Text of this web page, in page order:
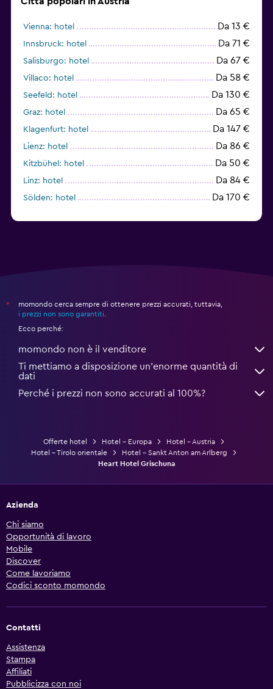
Vienna: hotel Da 13 €
Innsbruck: hotel Da 71 €
Salisburgo: hotel Da 67 €
Villaco: hotel Da 58 €
Seefeld: hotel Da 130 €
Graz: hotel Da 65 €
Klagenfurt: hotel Da 147 €
Lienz: hotel Da 86 €
Kitzbühel: hotel Da 50 €
Linz: hotel Da 84 €
Sölden: hotel Da 170 €
*
momondo cerca sempre di ottenere prezzi accurati, tuttavia,
i prezzi non sono garantiti
Ecco perché:
momondo non è il venditore
Ti mettiamo a disposizione un’enorme quantità di
dati
Perché i prezzi non sono accurati al 100%?
Offerte hotel Hotel - Europa
Hotel - Austria
Hotel - Tirolo orientale
Hotel - Sankt Anton am Arlberg
Heart Hotel Grischuna
Azienda
Chi siamo
Opportunità di lavoro
Mobile
Discover
Come lavoriamo
Codici sconto momondo
Contatti
Assistenza
Stampa
Affiliati
Pubblicizza con noi